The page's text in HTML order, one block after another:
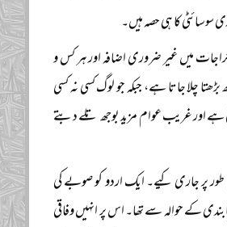
کا ہی حصہ ہیں۔
میں غیر ضروری اضافہ اور ہر کس و
چلا جاتا ہے، جبکہ جو لوگ کسی نہ کسی
ہے اور غریب عوام مزید بوجھ تلے دبتے
طور پر جاری کیے۔ ایک اردو کو صوبے کی
کے حوالہ سے تھا۔ اس پر انہیں وفاقی